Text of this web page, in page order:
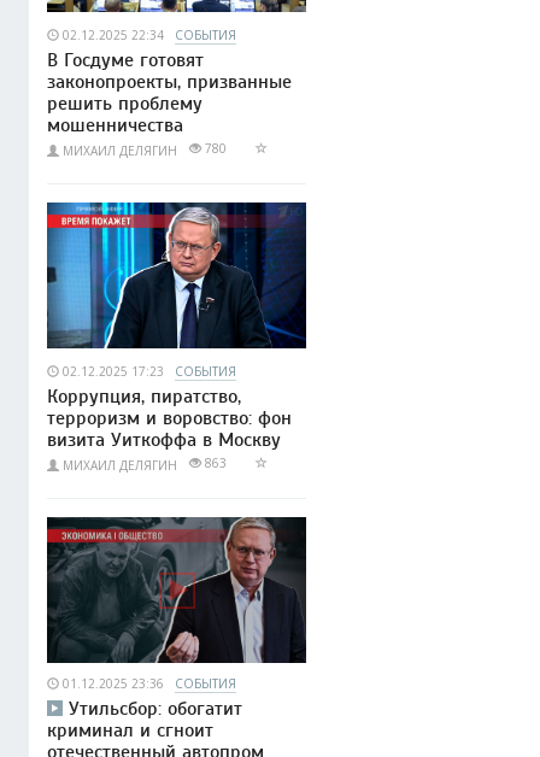
02.12.2025 22:34 СОБЫТИЯ
В Госдуме готовят
законопроекты, призванные
решить проблему
мошенничества
МИХАИЛ ДЕЛЯГИН 780
02.12.2025 17:23 СОБЫТИЯ
Коррупция, пиратство,
терроризм и воровство: фон
визита Уиткоффа в Москву
МИХАИЛ ДЕЛЯГИН 863
01.12.2025 23:36 СОБЫТИЯ
Утильсбор: обогатит
криминал и сгноит
отечественный автопром